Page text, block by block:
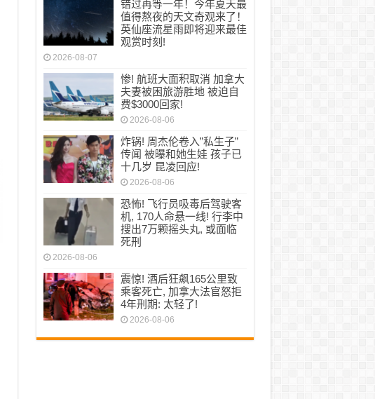
错过再等一年！今年夏天最
值得熬夜的天文奇观来了！
英仙座流星雨即将迎来最佳
观赏时刻!
2026-08-07
惨! 航班大面积取消 加拿大
夫妻被困旅游胜地 被迫自
费$3000回家!
2026-08-06
炸锅! 周杰伦卷入”私生子”
传闻 被曝和她生娃 孩子已
十几岁 昆凌回应!
2026-08-06
恐怖! 飞行员吸毒后驾驶客
机, 170人命悬一线! 行李中
搜出7万颗摇头丸, 或面临
死刑
2026-08-06
震惊! 酒后狂飙165公里致
乘客死亡, 加拿大法官怒拒
4年刑期: 太轻了!
2026-08-06